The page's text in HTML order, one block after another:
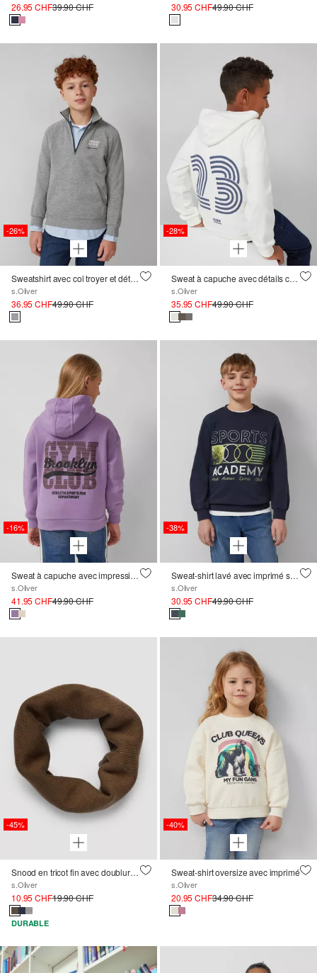
26.95 CHF39.90 CHF 30.95 CHF49.90 CHF
-26%
Sweatshirt avec col troyer et détails imprimés
s.Oliver
36.95 CHF49.90 CHF
-28%
Sweat à capuche avec détails contrastés et grande impression au dos
s.Oliver
35.95 CHF49.90 CHF
-16%
Sweat à capuche avec impression au dos et intérieur douillet
s.Oliver
41.95 CHF49.90 CHF
-38%
Sweat-shirt lavé avec imprimé sur le devant
s.Oliver
30.95 CHF49.90 CHF
-45%
Snood en tricot fin avec doublure en jersey
s.Oliver
10.95 CHF19.90 CHF
DURABLE
-40%
Sweat-shirt oversize avec imprimé
s.Oliver
20.95 CHF34.90 CHF